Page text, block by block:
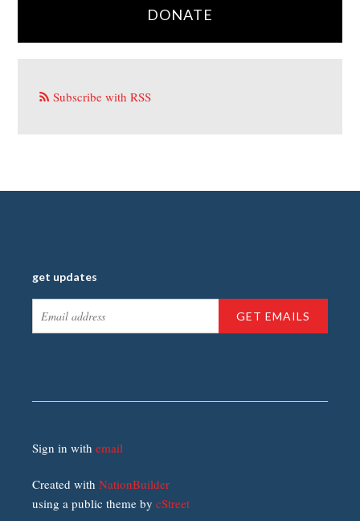
DONATE
Subscribe with RSS
get updates
Sign in withemail
Created withNationBuilder
using a public theme bycStreet